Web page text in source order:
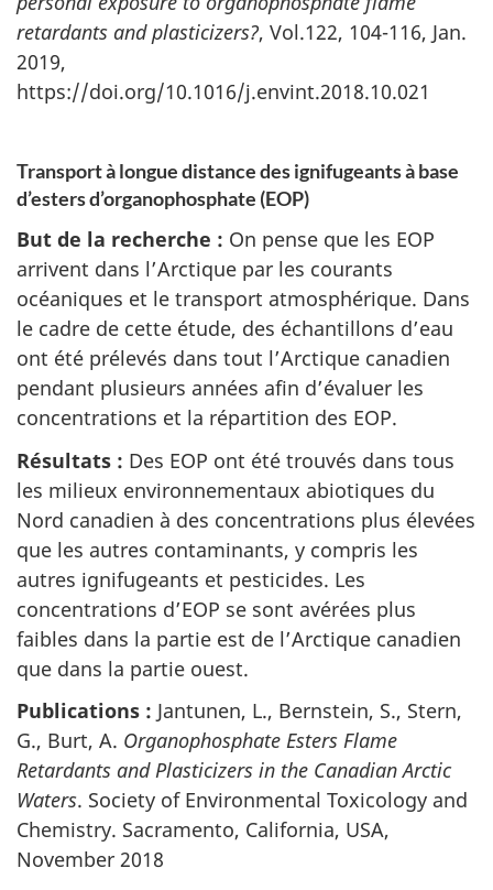
retardants and plasticizers?, Vol.122, 104-116, Jan.
2019,
https://doi.org/10.1016/j.envint.2018.10.021
Transport à longue distance des ignifugeants à base
d’esters d’organophosphate (EOP)
But de la recherche : On pense que les EOP
arrivent dans l’Arctique par les courants
océaniques et le transport atmosphérique. Dans
le cadre de cette étude, des échantillons d’eau
ont été prélevés dans tout l’Arctique canadien
pendant plusieurs années afin d’évaluer les
concentrations et la répartition des EOP.
Résultats : Des EOP ont été trouvés dans tous
les milieux environnementaux abiotiques du
Nord canadien à des concentrations plus élevées
que les autres contaminants, y compris les
autres ignifugeants et pesticides. Les
concentrations d’EOP se sont avérées plus
faibles dans la partie est de l’Arctique canadien
que dans la partie ouest.
Publications : Jantunen, L., Bernstein, S., Stern,
G., Burt, A. Organophosphate Esters Flame
Retardants and Plasticizers in the Canadian Arctic
Waters. Society of Environmental Toxicology and
Chemistry. Sacramento, California, USA,
November 2018